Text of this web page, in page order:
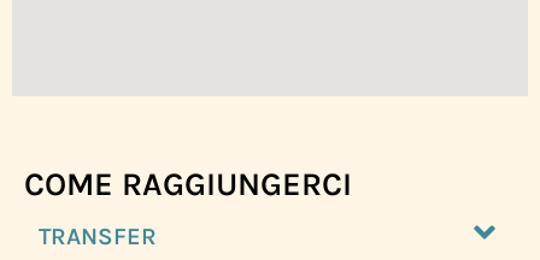
COME RAGGIUNGERCI
TRANSFER